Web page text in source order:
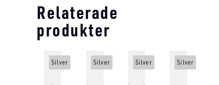
Relaterade
produkter
Silver Silver Silver Silver